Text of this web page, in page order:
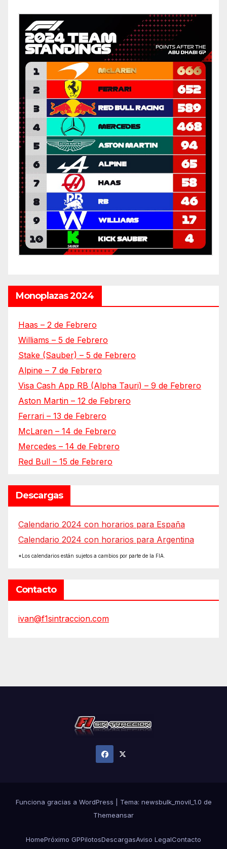
Monoplazas 2024
Haas – 2 de Febrero
Williams – 5 de Febrero
Stake (Sauber) – 5 de Febrero
Alpine – 7 de Febrero
Visa Cash App RB (Alpha Tauri) – 9 de Febrero
Aston Martin – 12 de Febrero
Ferrari – 13 de Febrero
McLaren – 14 de Febrero
Mercedes – 14 de Febrero
Red Bull – 15 de Febrero
Descargas
Calendario 2024 con horarios para España
Calendario 2024 con horarios para Argentina
*Los calendarios están sujetos a cambios por parte de la FIA.
Contacto
ivan@f1sintraccion.com
Funciona gracias a WordPress Tema: newsbulk_movil_1.0 de
Themeansar
HomePróximo GPPilotosDescargasAviso LegalContacto